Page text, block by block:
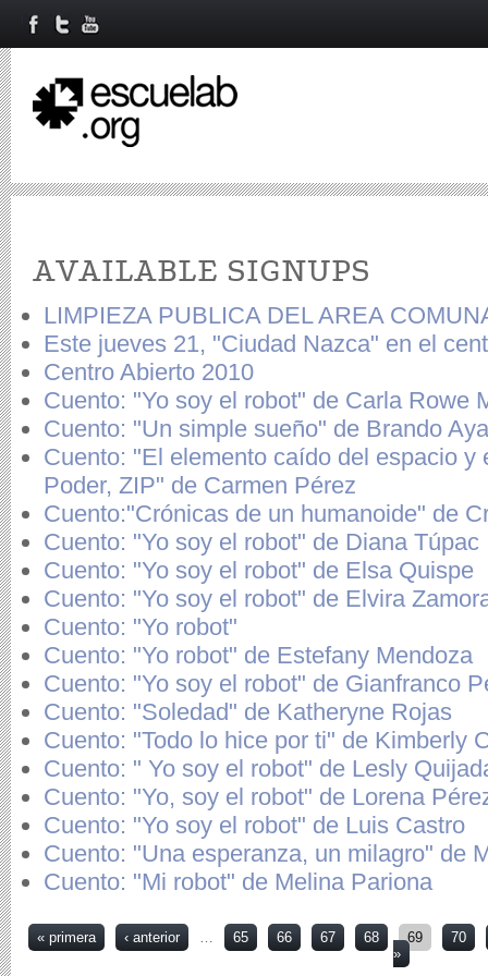
AVAILABLE SIGNUPS
LIMPIEZA PUBLICA DEL AREA
Este jueves 21, "Ciudad Nazca" en el
Centro Abierto 2010
Cuento: "Yo soy el robot" de Carla Rowe
Cuento: "Un simple sueño" de Brando
Cuento: "El elemento caído del espacio y
Poder, ZIP" de Carmen Pérez
Cuento:"Crónicas de un humanoide" de
Cuento: "Yo soy el robot" de Diana Túpac
Cuento: "Yo soy el robot" de Elsa Quispe
Cuento: "Yo soy el robot" de Elvira
Cuento: "Yo robot"
Cuento: "Yo robot" de Estefany Mendoza
Cuento: "Yo soy el robot" de Gianfranco
Cuento: "Soledad" de Katheryne Rojas
Cuento: "Todo lo hice por ti" de Kimberly
Cuento: " Yo soy el robot" de Lesly
Cuento: "Yo, soy el robot" de Lorena
Cuento: "Yo soy el robot" de Luis Castro
Cuento: "Una esperanza, un milagro" de
Cuento: "Mi robot" de Melina Pariona
Páginas
« primera ‹ anterior … 65 66 67 68 69
70
»